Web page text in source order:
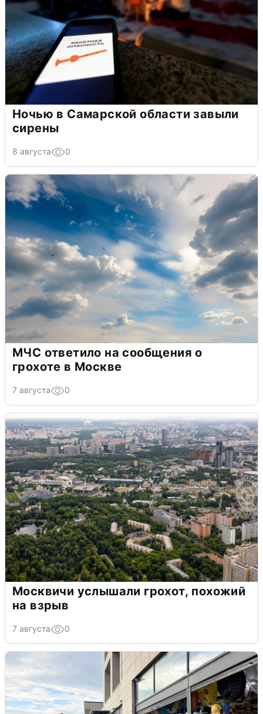
Ночью в Самарской области завыли
сирены
8 августа 0
МЧС ответило на сообщения о
грохоте в Москве
7 августа 0
Москвичи услышали грохот, похожий
на взрыв
7 августа 0